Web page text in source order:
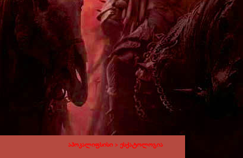
აპოკალიფსისი > ესქატოლოგია